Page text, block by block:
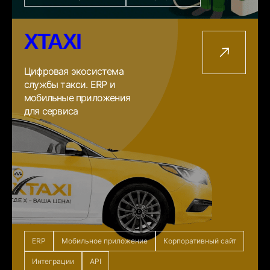
XTAXI
Цифровая экосистема
службы такси. ERP и
мобильные приложения
для сервиса
ERP Мобильное приложение Корпоративный сайт
Интеграции API